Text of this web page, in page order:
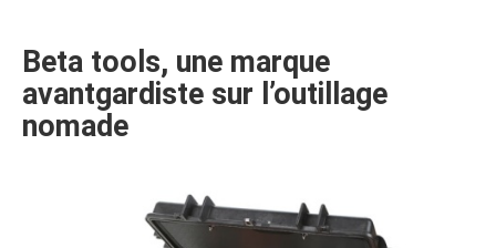
Beta tools, une marque
avantgardiste sur l’outillage
nomade